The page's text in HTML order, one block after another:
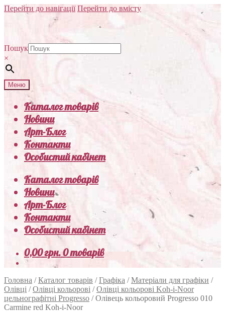
Перейти до навігації Перейти до вмісту
Пошук
×
Меню
Каталог товарів
Новини
Арт-Блог
Контакти
Особистий кабінет
Каталог товарів
Новини
Арт-Блог
Контакти
Особистий кабінет
0,00грн.0 товарів
Головна /Каталог товарів /Графіка /Матеріали для графіки /
Олівці /Олівці кольорові /Олівці кольорові Koh-i-Noor
цельнографітні Progresso /Олівець кольоровий Progresso 010
Carmine red Koh-i-Noor